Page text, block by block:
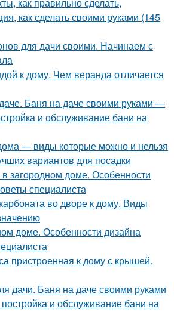
как сделать своими руками (145
для дачи своими. Начинаем с
к дому. Чем веранда отличается
Баня на даче своими руками —
и обслуживание бани на
— виды которые можно и нельзя
вариантов для посадки
загородном доме. Особенности
специалиста
во дворе к дому. Виды
доме. Особенности дизайна
пристроенная к дому с крышей.
дачи. Баня на даче своими руками
и обслуживание бани на